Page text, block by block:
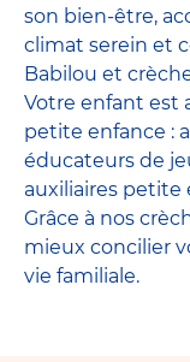
son bien-être,
climat serein et
Babilou et
Votre enfant est
petite enfance :
éducateurs de
auxiliaires petite
Grâce à nos
mieux concilier
vie familiale.